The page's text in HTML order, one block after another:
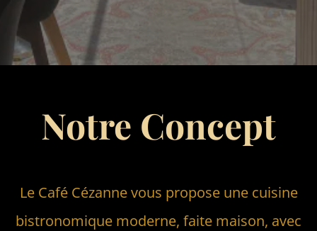
Notre Concept
Le Café Cézanne vous propose une cuisine
bistronomique moderne, faite maison, avec